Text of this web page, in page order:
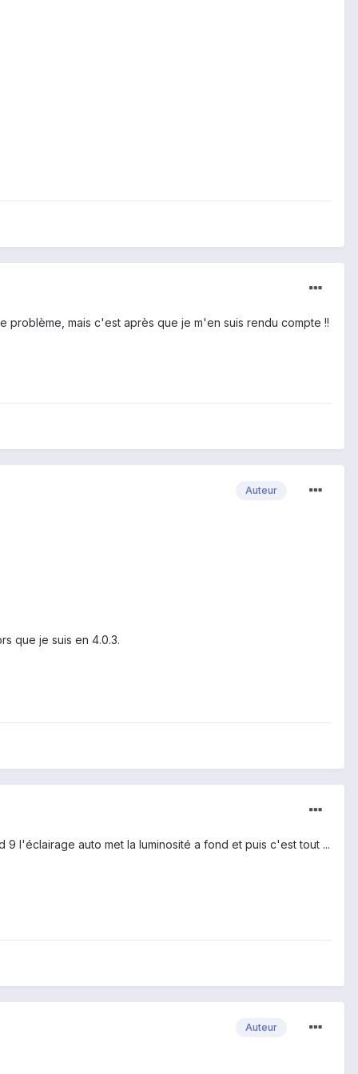
problème, mais c'est après que je m'en suis rendu compte !!
Auteur
que je suis en 4.0.3.
l'éclairage auto met la luminosité a fond et puis c'est tout ...
Auteur